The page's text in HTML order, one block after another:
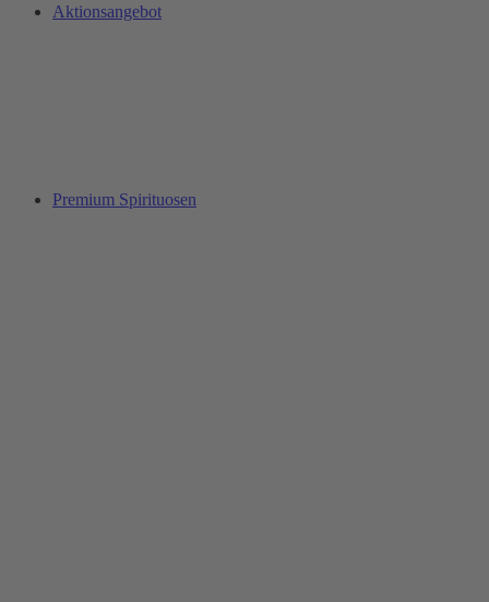
Aktionsangebot
Premium Spirituosen